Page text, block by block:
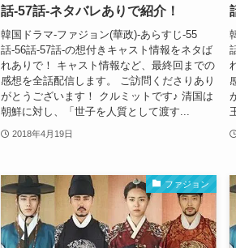
話-57話-ネタバレありで紹介！
韓国ドラマ-ファジョン(華政)-あらすじ-55
話-56話-57話-の想付きキャスト情報をネタば
れありで！ キャスト情報など、最終回までの
感想を全話配信します。 ご訪問くださりあり
がとうございます！ クルミットです♪ 清国は
朝鮮に対し、「世子を人質として渡す...
2018年4月19日
ファジョン